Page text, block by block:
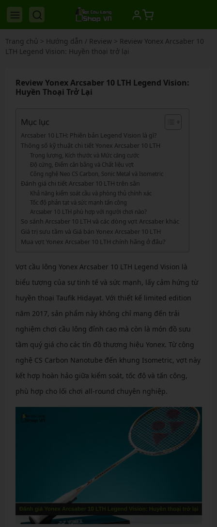
Trang chủ > Hướng dẫn / Review> Review Yonex Arcsaber 10
LTH Legend Vision: Huyền thoại trở lại
Review Yonex Arcsaber 10 LTH Legend Vision:
Huyền Thoại Trở Lại
Mục lục
Arcsaber 10 LTH: Phiên bản Legend Vision là gì?
Thông số kỹ thuật chi tiết Yonex Arcsaber 10 LTH
Trọng lượng, Kích thước và Mức căng cước
Độ cứng, Điểm cân bằng và Chất liệu vợt
Công nghệ Neo CS Carbon, Sonic Metal và Isometric
Đánh giá chi tiết Arcsaber 10 LTH trên sân
Khả năng kiểm soát cầu và phòng thủ chính xác
Tốc độ phản tạt và sức mạnh tấn công
Arcsaber 10 LTH phù hợp với người chơi nào?
So sánh Arcsaber 10 LTH và các dòng vợt Arcsaber khác
Giá trị sưu tầm và Giá bán Yonex Arcsaber 10 LTH
Mua vợt Yonex Arcsaber 10 LTH chính hãng ở đâu?
Vợt cầu lông Yonex Arcsaber 10 LTH Legend Vision là
biểu tượng của sự tinh tế và sức mạnh, lấy cảm hứng từ
huyền thoại Taufik Hidayat. Với thiết kế limited edition
năm 2017, sản phẩm này không chỉ mang đến trải
nghiệm chơi cầu lông đỉnh cao mà còn là món đồ sưu
tầm quý giá cho các tín đồ thương hiệu Yonex. Từ công
nghệ CS Carbon Nanotube đến khung Isometric, vợt này
kết hợp hoàn hảo giữa kiểm soát, tốc độ và tấn công,
phù hợp cho lối chơi all-round chuyên nghiệp.